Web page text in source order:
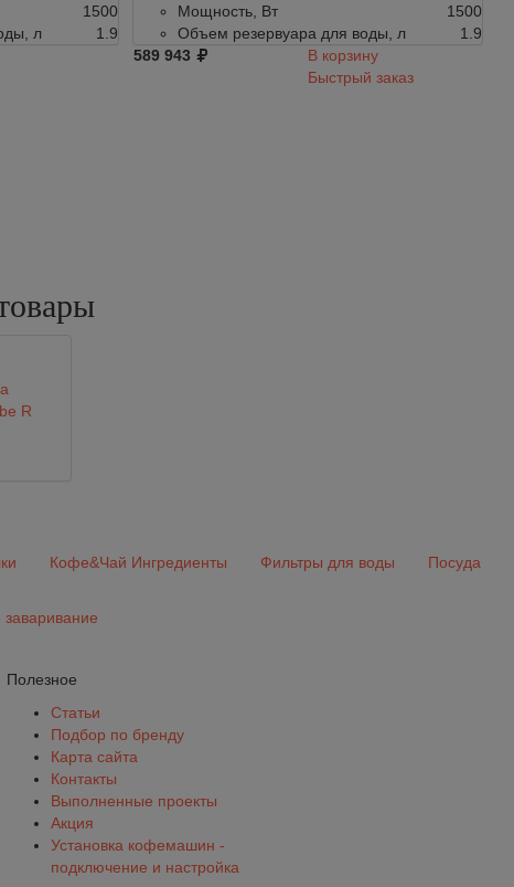
1500
л
1.9
Мощность, Вт
1500
Объем резервуара для воды, л
1.9
589 943
В корзину
Быстрый заказ
R
Кофе&Чай Ингредиенты Фильтры для воды Посуда
заваривание
Полезное
Статьи
Подбор по бренду
Карта сайта
Контакты
Выполненные проекты
Акция
Установка кофемашин -
подключение и настройка